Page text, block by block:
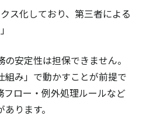
ス化しており、第三者による
安定性は担保できません。
み」で動かすことが前提で
ロー・例外処理ルールなど
ります。